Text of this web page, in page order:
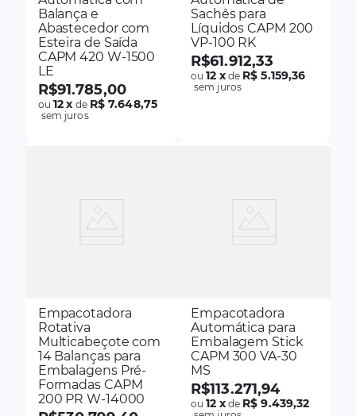
Balança e
Abastecedor com
Esteira de Saída
CAPM 420 W-1500
LE
R$91.785,00
ou12x de R$ 7.648,75
sem juros
Sachês para
Líquidos CAPM 200
VP-100 RK
R$61.912,33
ou12 xde R$ 5.159,36
sem juros
Empacotadora
Rotativa
Multicabeçote com
14 Balanças para
Embalagens Pré-
Formadas CAPM
200 PR W-14000
Empacotadora
Automática para
Embalagem Stick
CAPM 300 VA-30
MS
R$113.271,94
ou12 xde R$ 9.439,32